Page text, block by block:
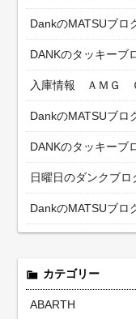
DankのMATSUブロ
DANKのタッキーブ
入庫情報 ＡＭＧ
DankのMATSUブロ
DANKのタッキーブ
日曜日のダンクブ
DankのMATSUブロ
カテゴリー
ABARTH